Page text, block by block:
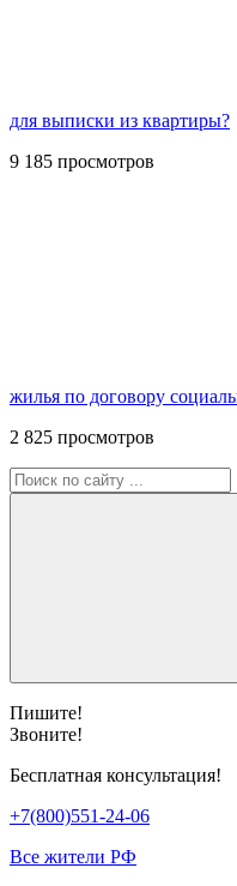
для выписки из квартиры?
9 185 просмотров
жилья по договору
2 825 просмотров
Пишите!
Звоните!
Бесплатная консультация!
+7(800)551-24-06
Все жители РФ